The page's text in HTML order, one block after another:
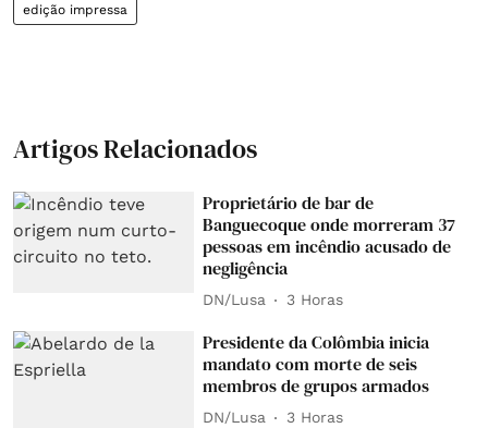
edição impressa
Artigos Relacionados
Proprietário de bar de
Banguecoque onde morreram 37
pessoas em incêndio acusado de
negligência
DN/Lusa 3 Horas
Presidente da Colômbia inicia
mandato com morte de seis
membros de grupos armados
DN/Lusa 3 Horas